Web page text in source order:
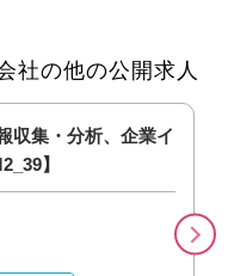
社の他の公開求人
収集・分析、企業イ
】